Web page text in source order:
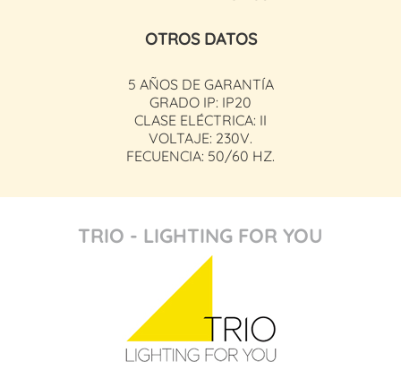
OTROS DATOS
5 AÑOS DE GARANTÍA
GRADO IP: IP20
CLASE ELÉCTRICA: II
VOLTAJE: 230V.
FECUENCIA: 50/60 HZ.
TRIO - LIGHTING FOR YOU